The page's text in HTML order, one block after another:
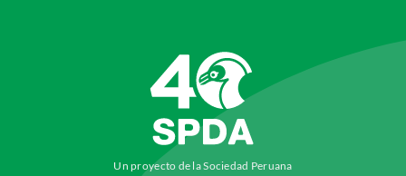
Un proyecto de la Sociedad Peruana